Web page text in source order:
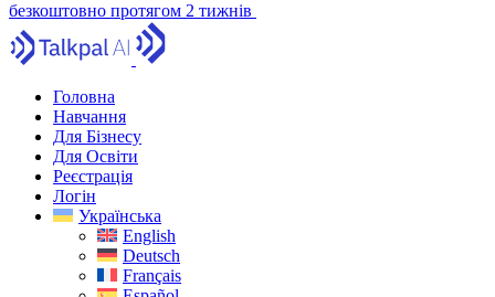
безкоштовно протягом 2 тижнів
Головна
Навчання
Для Бізнесу
Для Освіти
Реєстрація
Логін
Українська
English
Deutsch
Français